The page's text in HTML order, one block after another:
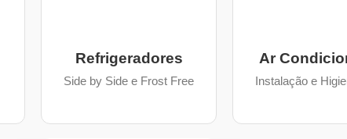
Refrigeradores
Side by Side e Frost Free
Ar
Instalação e